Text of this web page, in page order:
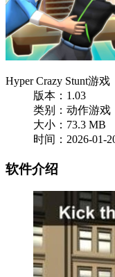
Hyper Crazy Stunt游戏
版本：1.03
类别：动作游戏
大小：73.3 MB
时间：2026-01-
软件介绍